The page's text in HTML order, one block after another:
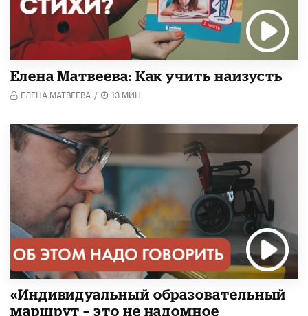
Елена Матвеева: Как учить наизусть
ЕЛЕНА МАТВЕЕВА / 13 МИН.
«Индивидуальный образовательный
маршрут – это не надомное